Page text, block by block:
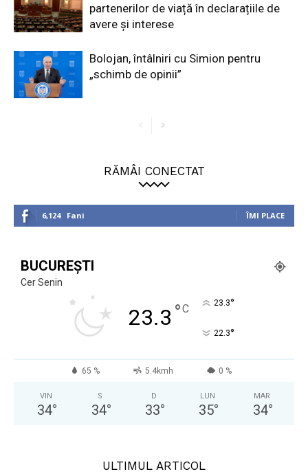
partenerilor de viață în declarațiile de
avere și interese
Bolojan, întâlniri cu Simion pentru
„schimb de opinii”
RĂMÂI CONECTAT
6,124 Fani ÎMI PLACE
BUCUREȘTI
Cer Senin
23.3 °C 23.3°
22.3°
65 % 5.4kmh 0 %
VIN
34°
S
34°
D
33°
LUN
35°
MAR
34°
ULTIMUL ARTICOL